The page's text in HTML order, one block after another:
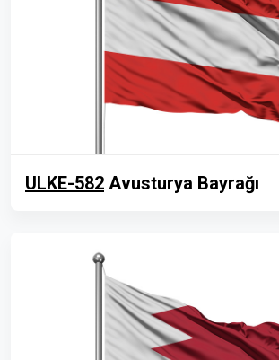
ULKE-582 Avusturya Bayrağı